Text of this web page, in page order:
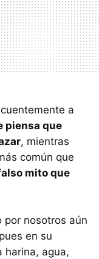
a
piensa que
, mientras
común que
mito que
por nosotros aún
en su
harina, agua,